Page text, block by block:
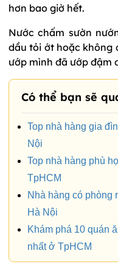
hơn bao giờ hết.
Nước chấm sườn
dầu tỏi ớt hoặc không
ướp mình đã ướp đậm
Có thể bạn sẽ
Top nhà hàng gia
Nội
Top nhà hàng phù
TpHCM
Nhà hàng có phòng
Hà Nội
Khám phá 10 quán
nhất ở TpHCM